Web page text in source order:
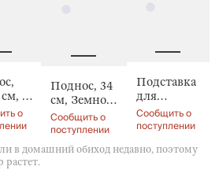
с
о
Поднос, 34
см, Земной
шар,
Discovery
Сообщить о
поступлении
Подставка
для
подноса,
54 см,
Сообщить о
поступлении
в домашний обиход недавно, поэтому
растет.